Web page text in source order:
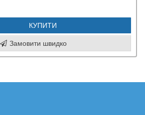
КУПИТИ
Замовити швидко